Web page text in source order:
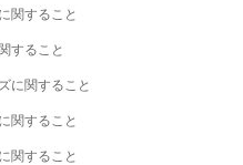
関すること
すること
に関すること
関すること
関すること